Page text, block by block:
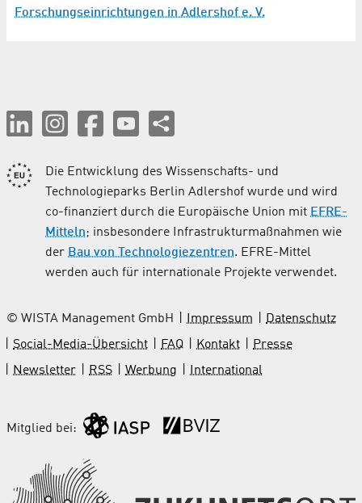
Forschungseinrichtungen in Adlershof e. V.
Die Entwicklung des Wissenschafts- und
Technologieparks Berlin Adlershof wurde und wird
co-finanziert durch die Europäische Union mit EFRE-
Mitteln; insbesondere Infrastrukturmaßnahmen wie
der Bau von Technologiezentren. EFRE-Mittel
werden auch für internationale Projekte verwendet.
© WISTA Management GmbH Impressum
Datenschutz
Social-Media-Übersicht
FAQ Kontakt
Presse
Newsletter
RSS Werbung International
Mitglied bei: